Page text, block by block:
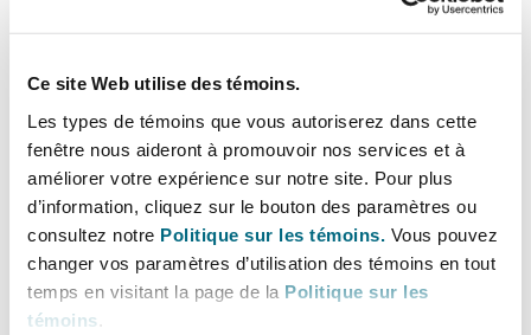
Ce site Web utilise des témoins.
Les types de témoins que vous autoriserez dans cette
fenêtre nous aideront à promouvoir nos services et à
améliorer votre expérience sur notre site. Pour plus
d’information, cliquez sur le bouton des paramètres ou
consultez notre Politique sur les témoins. Vous pouvez
changer vos paramètres d’utilisation des témoins en tout
temps en visitant la page de la Politique sur les
témoins
Droit aérien commercial
Droit réglementaire
Couverture d’assurance
Risques politiques et crédit
Bator
Jersey
York
Assurance dommages
Assurance et réassurance